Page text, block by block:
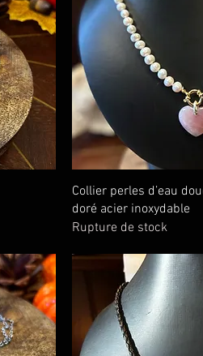
Aperçu
Collier perles d’eau
doré acier inoxydable
Rupture de stock